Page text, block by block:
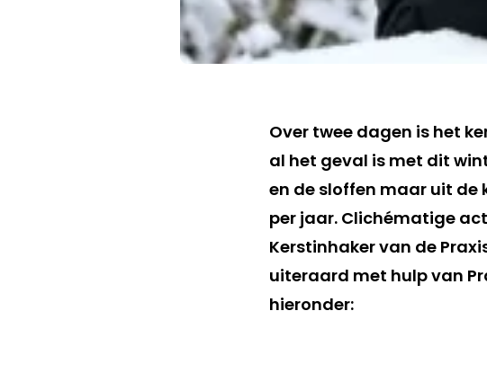
Over twee dagen is het
al het geval is met dit
en de sloffen maar uit de
per jaar. Clichématige
Kerstinhaker van de
uiteraard met hulp van
hieronder: